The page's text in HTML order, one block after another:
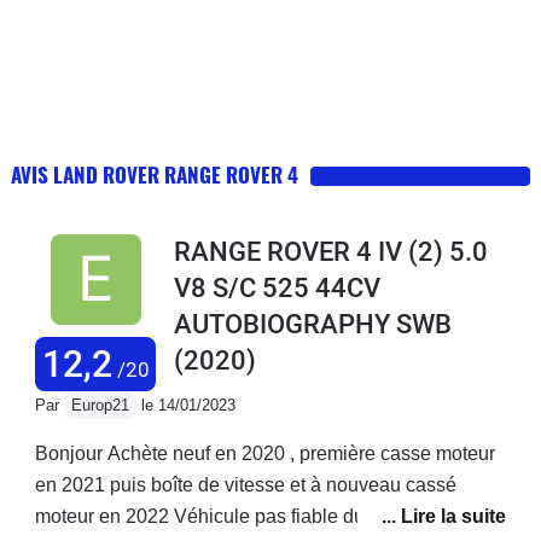
AVIS LAND ROVER RANGE ROVER 4
12,2 /20
RANGE ROVER 4 IV (2) 5.0
V8 S/C 525 44CV
AUTOBIOGRAPHY SWB
(2020)
Par Europ21 le 14/01/2023
Bonjour Achète neuf en 2020 , première casse moteur
en 2021 puis boîte de vitesse et à nouveau cassé
moteur en 2022 Véhicule pas fiable du tout Problèmes